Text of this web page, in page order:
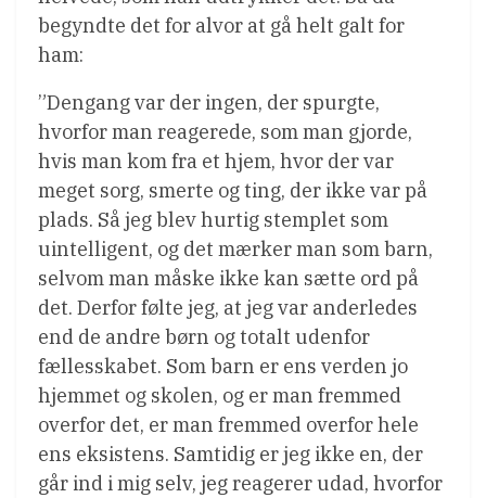
begyndte det for alvor at gå helt galt for
ham:
”Dengang var der ingen, der spurgte,
hvorfor man reagerede, som man gjorde,
hvis man kom fra et hjem, hvor der var
meget sorg, smerte og ting, der ikke var på
plads. Så jeg blev hurtig stemplet som
uintelligent, og det mærker man som barn,
selvom man måske ikke kan sætte ord på
det. Derfor følte jeg, at jeg var anderledes
end de andre børn og totalt udenfor
fællesskabet. Som barn er ens verden jo
hjemmet og skolen, og er man fremmed
overfor det, er man fremmed overfor hele
ens eksistens. Samtidig er jeg ikke en, der
går ind i mig selv, jeg reagerer udad, hvorfor